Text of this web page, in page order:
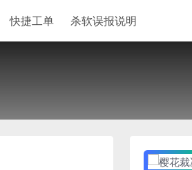
快捷工单 杀软误报说明